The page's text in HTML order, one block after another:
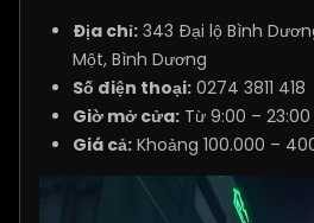
Địa chỉ: 343 Đại lộ Bình
Một, Bình Dương
Số điện thoại: 0274 3811 418
Giờ mở cửa: Từ 9:00 – 23:00
Giá cả: Khoảng 100.000 –